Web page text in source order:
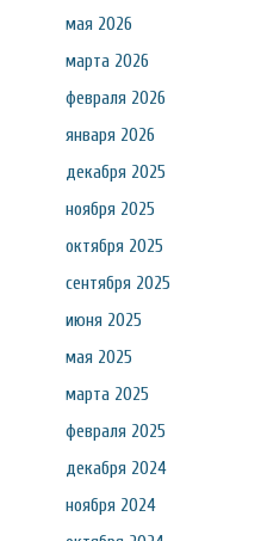
мая 2026
марта 2026
февраля 2026
января 2026
декабря 2025
ноября 2025
октября 2025
сентября 2025
июня 2025
мая 2025
марта 2025
февраля 2025
декабря 2024
ноября 2024